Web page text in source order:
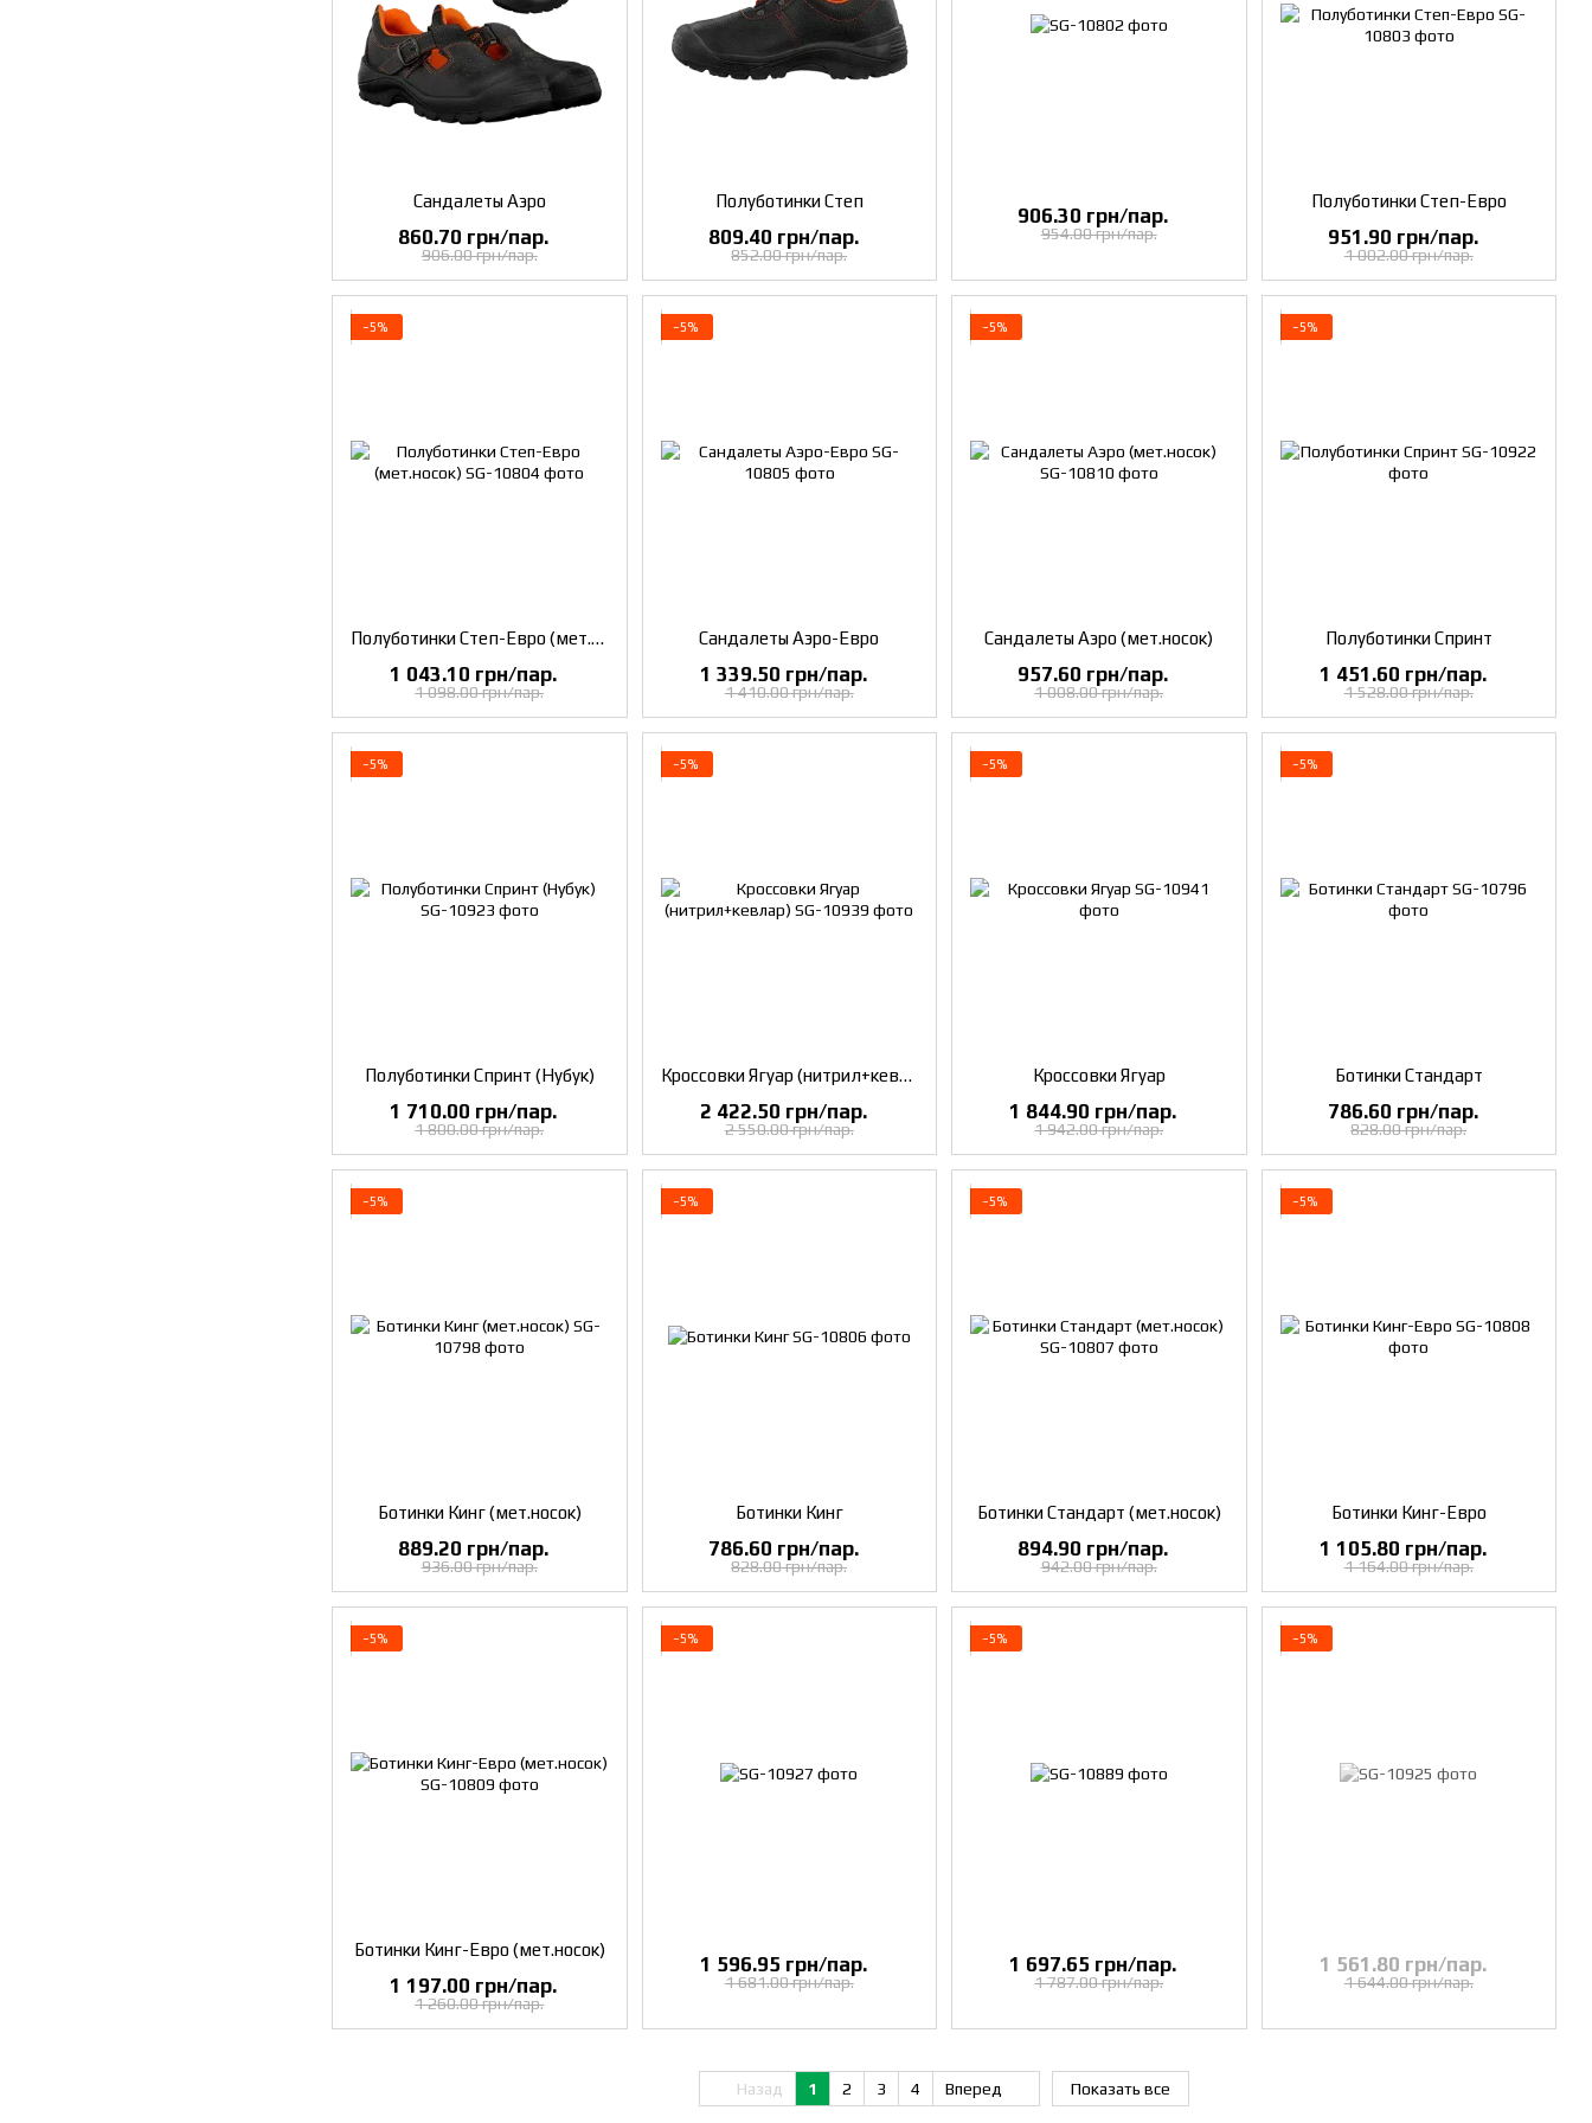
Сандалеты Аэро
906.00 грн/пар.
860.70 грн/пар.
Полуботинки Степ
852.00 грн/пар.
809.40 грн/пар. 954.00 грн/пар.
906.30 грн/пар.
Полуботинки Степ-Евро
1 002.00 грн/пар.
951.90 грн/пар.
−5%
Полуботинки Степ-Евро (мет.носок)
1 098.00 грн/пар.
1 043.10 грн/пар.
−5%
Сандалеты Аэро-Евро
1 410.00 грн/пар.
1 339.50 грн/пар.
−5%
Сандалеты Аэро (мет.носок)
1 008.00 грн/пар.
957.60 грн/пар.
−5%
Полуботинки Спринт
1 528.00 грн/пар.
1 451.60 грн/пар.
−5%
Полуботинки Спринт (Нубук)
1 800.00 грн/пар.
1 710.00 грн/пар.
−5%
Кроссовки Ягуар (нитрил+кевлар)
2 550.00 грн/пар.
2 422.50 грн/пар.
−5%
Кроссовки Ягуар
1 942.00 грн/пар.
1 844.90 грн/пар.
−5%
Ботинки Стандарт
828.00 грн/пар.
786.60 грн/пар.
−5%
Ботинки Кинг (мет.носок)
936.00 грн/пар.
889.20 грн/пар.
−5%
Ботинки Кинг
828.00 грн/пар.
786.60 грн/пар.
−5%
Ботинки Стандарт (мет.носок)
942.00 грн/пар.
894.90 грн/пар.
−5%
Ботинки Кинг-Евро
1 164.00 грн/пар.
1 105.80 грн/пар.
−5%
Ботинки Кинг-Евро (мет.носок)
1 260.00 грн/пар.
1 197.00 грн/пар.
−5%
1 681.00 грн/пар.
1 596.95 грн/пар.
−5%
1 787.00 грн/пар.
1 697.65 грн/пар.
−5%
1 644.00 грн/пар.
1 561.80 грн/пар.
Назад 1 2 3 4 Вперед Показать все